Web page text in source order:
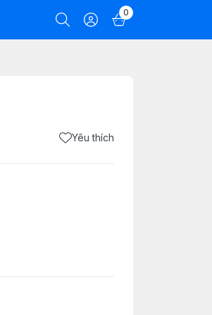
0
Yêu thích